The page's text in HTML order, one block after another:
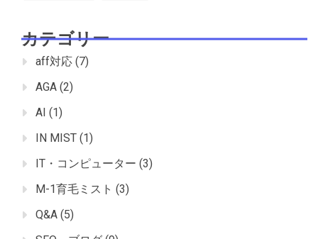
カテゴリー
aff対応 (7)
AGA (2)
AI (1)
IN MIST (1)
IT・コンピューター (3)
M-1育毛ミスト (3)
Q&A (5)